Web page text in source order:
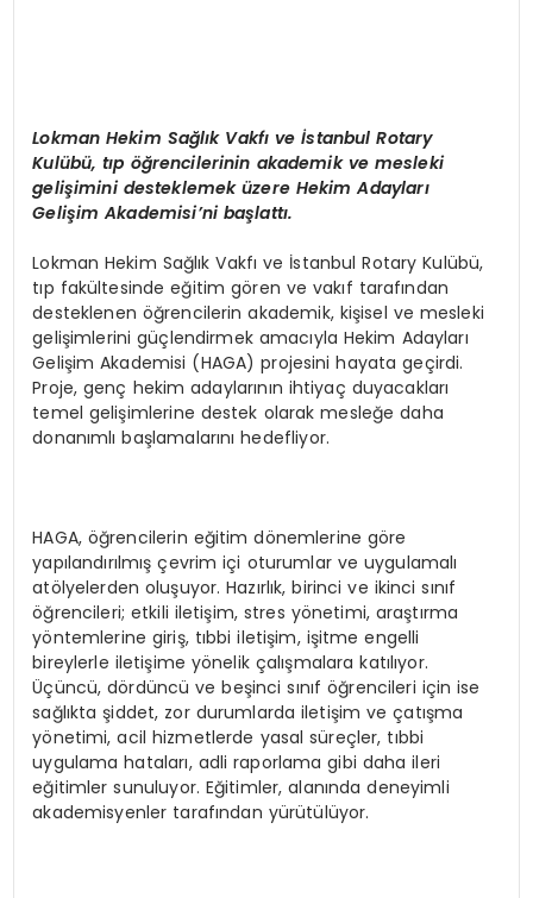
Lokman Hekim Sağlık Vakfı ve İstanbul Rotary
Kulübü, tıp öğrencilerinin akademik ve mesleki
gelişimini desteklemek üzere Hekim Adayları
Gelişim Akademisi’ni başlattı.
Lokman Hekim Sağlık Vakfı ve İstanbul Rotary Kulübü,
tıp fakültesinde eğitim gören ve vakıf tarafından
desteklenen öğrencilerin akademik, kişisel ve mesleki
gelişimlerini güçlendirmek amacıyla Hekim Adayları
Gelişim Akademisi (HAGA) projesini hayata geçirdi.
Proje, genç hekim adaylarının ihtiyaç duyacakları
temel gelişimlerine destek olarak mesleğe daha
donanımlı başlamalarını hedefliyor.
HAGA, öğrencilerin eğitim dönemlerine göre
yapılandırılmış çevrim içi oturumlar ve uygulamalı
atölyelerden oluşuyor. Hazırlık, birinci ve ikinci sınıf
öğrencileri; etkili iletişim, stres yönetimi, araştırma
yöntemlerine giriş, tıbbi iletişim, işitme engelli
bireylerle iletişime yönelik çalışmalara katılıyor.
Üçüncü, dördüncü ve beşinci sınıf öğrencileri için ise
sağlıkta şiddet, zor durumlarda iletişim ve çatışma
yönetimi, acil hizmetlerde yasal süreçler, tıbbi
uygulama hataları, adli raporlama gibi daha ileri
eğitimler sunuluyor. Eğitimler, alanında deneyimli
akademisyenler tarafından yürütülüyor.